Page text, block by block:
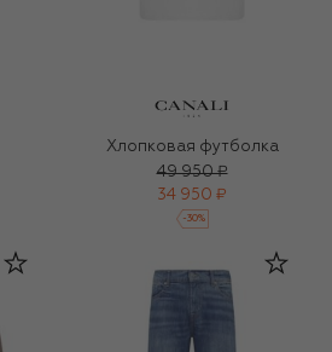
Хлопковая футболка
49 950 ₽
34 950 ₽
-30%